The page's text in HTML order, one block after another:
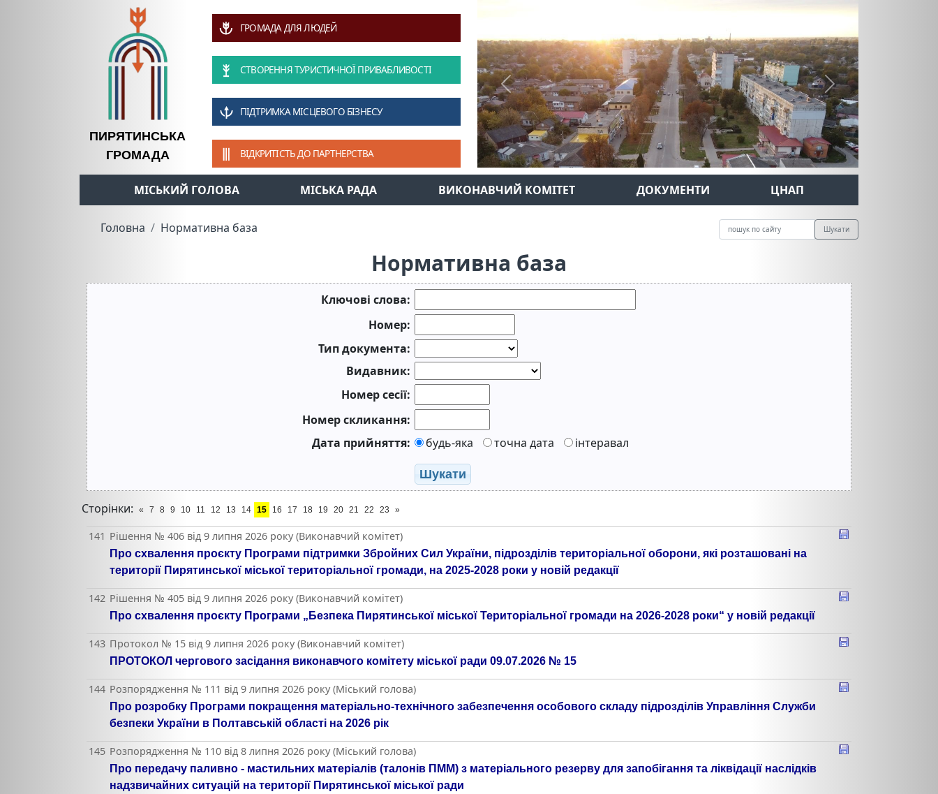
ПИРЯТИНСЬКА
ГРОМАДА
ГРОМАДА ДЛЯ ЛЮДЕЙ
СТВОРЕННЯ ТУРИСТИЧНОЇ ПРИВАБЛИВОСТІ
ПІДТРИМКА МІСЦЕВОГО БІЗНЕСУ
ВІДКРИТІСТЬ ДО ПАРТНЕРСТВА
Previous Next
МІСЬКИЙ ГОЛОВА МІСЬКА РАДА ВИКОНАВЧИЙ КОМІТЕТ ДОКУМЕНТИ ЦНАП
Головна Нормативна база Шукати
Нормативна база
Ключові слова:
Номер:
Тип документа:
Видавник:
Номер сесії:
Номер скликання:
Дата прийняття:
будь-яка точна дата інтеравал
Шукати
Сторінки: « 7 8 9 10 11 12 13 14 15 16 17 18 19 20 21 22 23 »
141 Рішення № 406 від 9 липня 2026 року (Виконавчий комітет)
Про схвалення проєкту Програми підтримки Збройних Сил України, підрозділів територіальної оборони, які розташовані на
території Пирятинської міської територіальної громади, на 2025-2028 роки у новій редакції
142 Рішення № 405 від 9 липня 2026 року (Виконавчий комітет)
Про схвалення проєкту Програми „Безпека Пирятинської міської Територіальної громади на 2026-2028 роки“ у новій редакції
143 Протокол № 15 від 9 липня 2026 року (Виконавчий комітет)
ПРОТОКОЛ чергового засідання виконавчого комітету міської ради 09.07.2026 № 15
144 Розпорядження № 111 від 9 липня 2026 року (Міський голова)
Про розробку Програми покращення матеріально-технічного забезпечення особового складу підрозділів Управління Служби
безпеки України в Полтавській області на 2026 рік
145 Розпорядження № 110 від 8 липня 2026 року (Міський голова)
Про передачу паливно - мастильних матеріалів (талонів ПММ) з матеріального резерву для запобігання та ліквідації наслідків
надзвичайних ситуацій на території Пирятинської міської ради